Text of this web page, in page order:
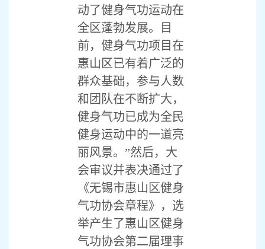
动了健身气功运动在
全区蓬勃发展。目
前，健身气功项目在
惠山区已有着广泛的
群众基础，参与人数
和团队在不断扩大，
健身气功已成为全民
健身运动中的一道亮
丽风景。”然后，大
会审议并表决通过了
《无锡市惠山区健身
气功协会章程》，选
举产生了惠山区健身
气功协会第二届理事